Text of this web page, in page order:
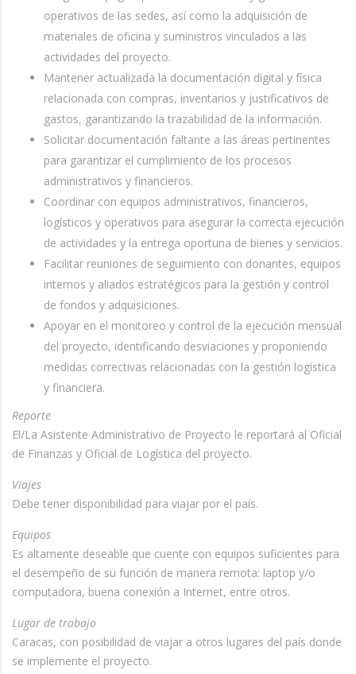
operativos de las sedes, así como la adquisición de
materiales de oficina y suministros vinculados a las
actividades del proyecto.
Mantener actualizada la documentación digital y física
relacionada con compras, inventarios y justificativos de
gastos, garantizando la trazabilidad de la información.
Solicitar documentación faltante a las áreas pertinentes
para garantizar el cumplimiento de los procesos
administrativos y financieros.
Coordinar con equipos administrativos, financieros,
logísticos y operativos para asegurar la correcta ejecución
de actividades y la entrega oportuna de bienes y servicios.
Facilitar reuniones de seguimiento con donantes, equipos
internos y aliados estratégicos para la gestión y control
de fondos y adquisiciones.
Apoyar en el monitoreo y control de la ejecución mensual
del proyecto, identificando desviaciones y proponiendo
medidas correctivas relacionadas con la gestión logística
y financiera.
Reporte
El/La Asistente Administrativo de Proyecto le reportará al Oficial
de Finanzas y Oficial de Logística del proyecto.
Viajes
Debe tener disponibilidad para viajar por el país.
Equipos
Es altamente deseable que cuente con equipos suficientes para
el desempeño de su función de manera remota: laptop y/o
computadora, buena conexión a Internet, entre otros.
Lugar de trabajo
Caracas, con posibilidad de viajar a otros lugares del país donde
se implemente el proyecto.